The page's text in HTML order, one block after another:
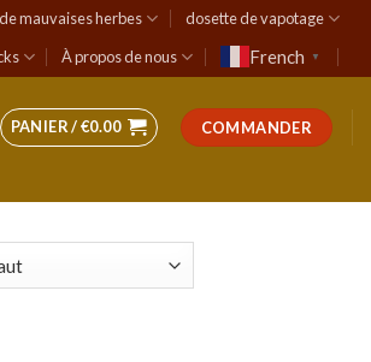
mauvaises herbes
dosette de vapotage
À propos de nous French ▼
PANIER /€0.00 COMMANDER